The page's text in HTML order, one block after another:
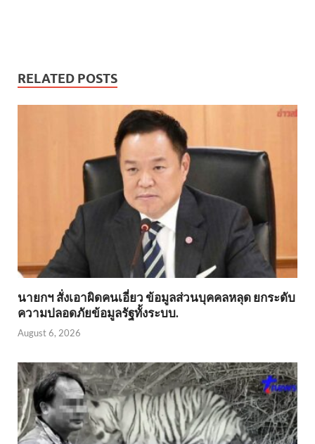
RELATED POSTS
นายกฯ สั่งเอาผิดคนเอี่ยว ข้อมูลส่วนบุคคลหลุด ยกระดับ
ความปลอดภัยข้อมูลรัฐทั้งระบบ.
August 6, 2026